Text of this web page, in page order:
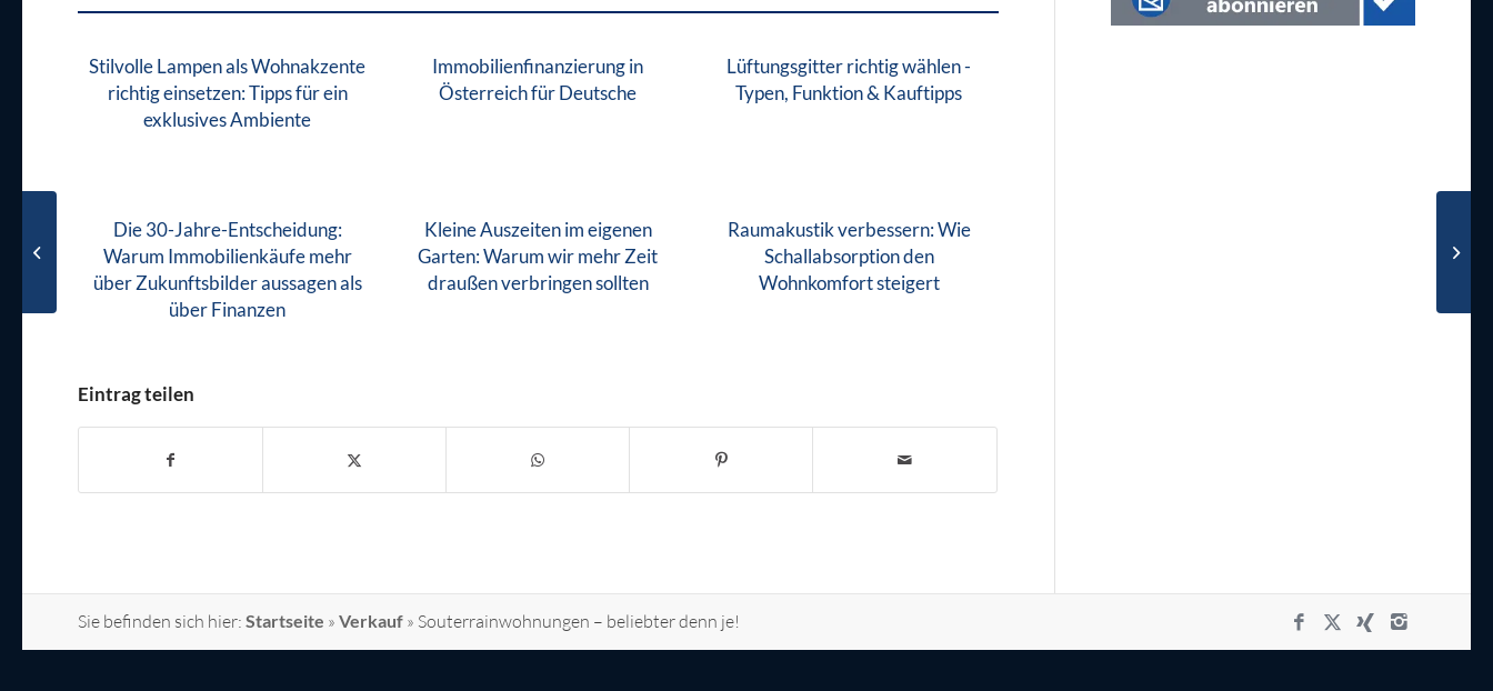
Stilvolle Lampen als Wohnakzente
richtig einsetzen: Tipps für ein
exklusives Ambiente
Immobilienfinanzierung in
Österreich für Deutsche
Lüftungsgitter richtig wählen -
Typen, Funktion & Kauftipps
Die 30-Jahre-Entscheidung:
Warum Immobilienkäufe mehr
über Zukunftsbilder aussagen als
über Finanzen
Kleine Auszeiten im eigenen
Garten: Warum wir mehr Zeit
draußen verbringen sollten
Raumakustik verbessern: Wie
Schallabsorption den
Wohnkomfort steigert
Eintrag teilen
Sie befinden sich hier: Startseite » Verkauf » Souterrainwohnungen – beliebter denn je!
BGH Urteil zur
Betriebskostenabrechnung